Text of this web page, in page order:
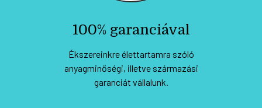
100% garanciával
Ékszereinkre élettartamra szóló
anyagminőségi, illetve származási
garanciát vállalunk.